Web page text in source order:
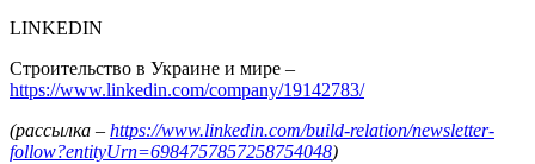
LINKEDIN
Строительство в Украине и мире –
https://www.linkedin.com/company/19142783/
(рассылка – https://www.linkedin.com/build-relation/newsletter-
follow?entityUrn=6984757857258754048)